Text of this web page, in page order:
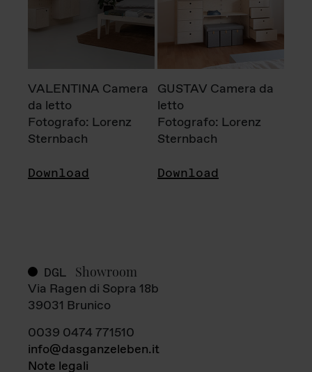
VALENTINA Camera
da letto
Fotografo: Lorenz
Sternbach
Download
GUSTAV Camera da
letto
Fotografo: Lorenz
Sternbach
Download
DGL Showroom
Via Ragen di Sopra 18b
39031 Brunico
0039 0474 771510
info@dasganzeleben.it
Note legali